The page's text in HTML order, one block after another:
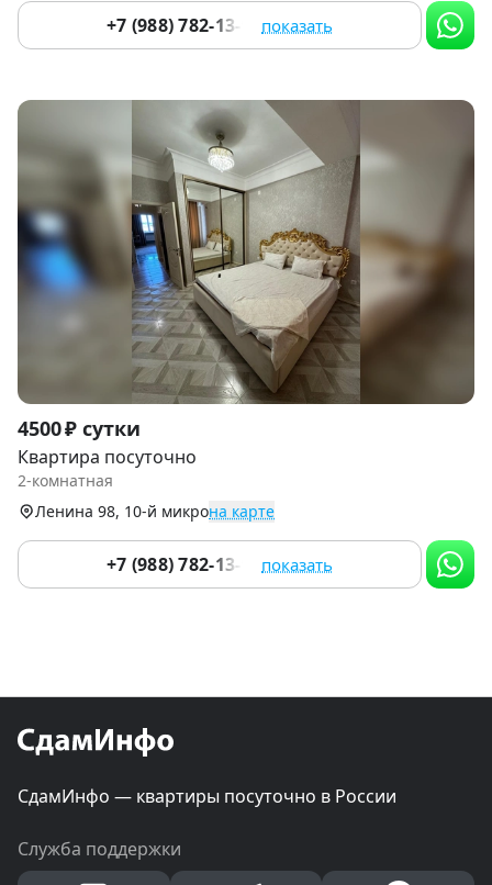
+7 (988) 782-13-93 показать
Item
1
of
4500 ₽ сутки
Квартира посуточно
2-комнатная
Ленина 98, 10-й микрона карте
+7 (988) 782-13-93 показать
СдамИнфо — квартиры посуточно в России
Служба поддержки